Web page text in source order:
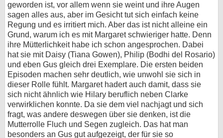
geworden ist, vor allem wenn sie weint und ihre Augen
sagen alles aus, aber im Gesicht tut sich einfach keine
Regung und es irritiert mich. Aber das ist nicht alleine ein
Grund, warum ich es mit Margaret schwieriger hatte. Denn
ihre Mütterlichkeit habe ich schon angesprochen. Dabei
hat sie mit Daisy (Tiana Gowen), Philip (Bodhi del Rosario)
und eben Gus gleich drei Exemplare. Die ersten beiden
Episoden machen sehr deutlich, wie unwohl sie sich in
dieser Rolle fühlt. Margaret hadert auch damit, dass sie
sich nicht ähnlich wie Hilary beruflich neben Clarke
verwirklichen konnte. Da sie dem viel nachjagt und sich
fragt, was andere deswegen über sie denken, ist die
Mutterrolle Fluch und Segen zugleich. Das hat man
besonders an Gus gut aufgezeigt, der für sie so